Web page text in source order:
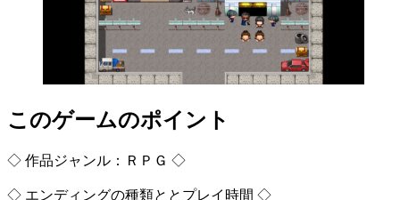
このゲームのポイント
◇ 作品ジャンル：ＲＰＧ ◇
◇ エンディングの種類ととプレイ時間 ◇